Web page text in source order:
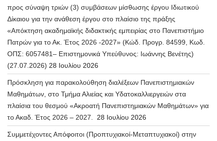
προς σύναψη τριών (3) συμβάσεων μίσθωσης έργου Ιδιωτικού
Δίκαιου για την ανάθεση έργου στο πλαίσιο της πράξης
«Απόκτηση ακαδημαϊκής διδακτικής εμπειρίας στο Πανεπιστήμιο
Πατρών για το Ακ. Έτος 2026 -2027» (Κώδ. Προγρ. 84599, Κωδ.
ΟΠΣ: 6057481– Επιστημονικά Υπεύθυνος: Ιωάννης Βενέτης)
(27.07.2026) 28 Ιουλίου 2026
Πρόσκληση για παρακολούθηση διαλέξεων Πανεπιστημιακών
Μαθημάτων, στο Τμήμα Αλιείας και Υδατοκαλλιεργειών στα
πλαίσια του θεσμού «Ακροατή Πανεπιστημιακών Μαθημάτων» για
το Ακαδ. Έτος 2026 – 2027.
28 Ιουλίου 2026
Συμμετέχοντες Απόφοιτοι (Προπτυχιακοί-Μεταπτυχιακοί) στην